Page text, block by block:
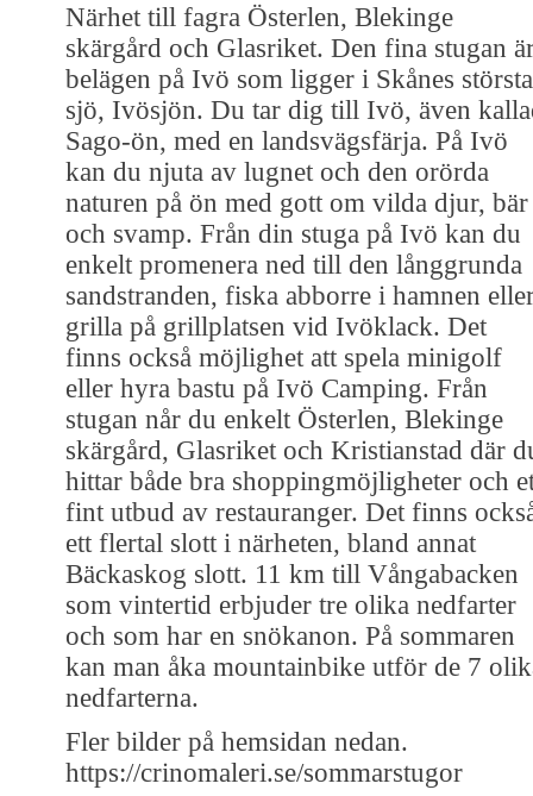
Närhet till fagra Österlen, Blekinge
skärgård och Glasriket. Den fina stugan
belägen på Ivö som ligger i Skånes största
sjö, Ivösjön. Du tar dig till Ivö, även
Sago-ön, med en landsvägsfärja. På Ivö
kan du njuta av lugnet och den orörda
naturen på ön med gott om vilda djur, bär
och svamp. Från din stuga på Ivö kan du
enkelt promenera ned till den långgrunda
sandstranden, fiska abborre i hamnen
grilla på grillplatsen vid Ivöklack. Det
finns också möjlighet att spela minigolf
eller hyra bastu på Ivö Camping. Från
stugan når du enkelt Österlen, Blekinge
skärgård, Glasriket och Kristianstad där
hittar både bra shoppingmöjligheter och
fint utbud av restauranger. Det finns
ett flertal slott i närheten, bland annat
Bäckaskog slott. 11 km till Vångabacken
som vintertid erbjuder tre olika nedfarter
och som har en snökanon. På sommaren
kan man åka mountainbike utför de 7
nedfarterna.
Fler bilder på hemsidan nedan.
https://crinomaleri.se/sommarstugor